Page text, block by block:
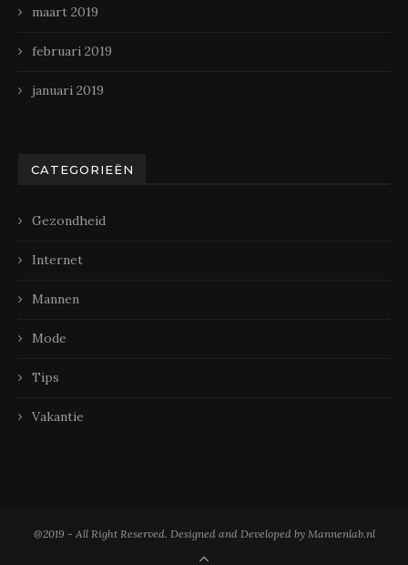
maart 2019
februari 2019
januari 2019
CATEGORIEËN
Gezondheid
Internet
Mannen
Mode
Tips
Vakantie
@2019 - All Right Reserved. Designed and Developed by Mannenlab.nl